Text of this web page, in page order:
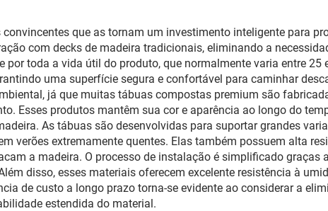
que as tornam um investimento inteligente para
com decks de madeira tradicionais, eliminando a
toda a vida útil do produto, que normalmente varia entre
uma superfície segura e confortável para caminhar
já que muitas tábuas compostas premium são
Esses produtos mantêm sua cor e aparência ao longo do
As tábuas são desenvolvidas para suportar grandes
verões extremamente quentes. Elas também possuem alta
a madeira. O processo de instalação é simplificado graças
disso, esses materiais oferecem excelente resistência à
de custo a longo prazo torna-se evidente ao considerar a
estendida do material.